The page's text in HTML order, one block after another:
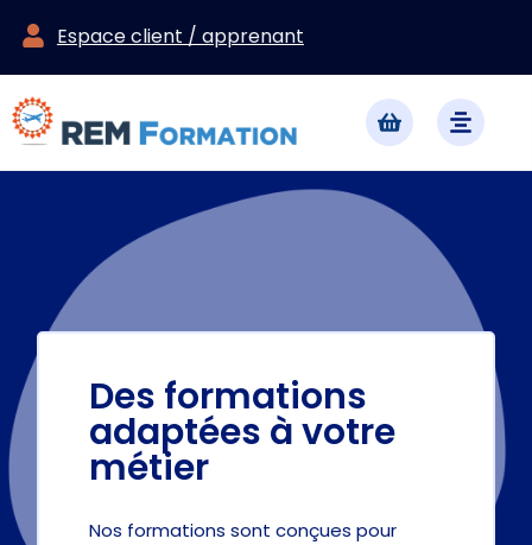
Espace client / apprenant
Des formations
adaptées à votre
métier
Nos formations sont conçues pour